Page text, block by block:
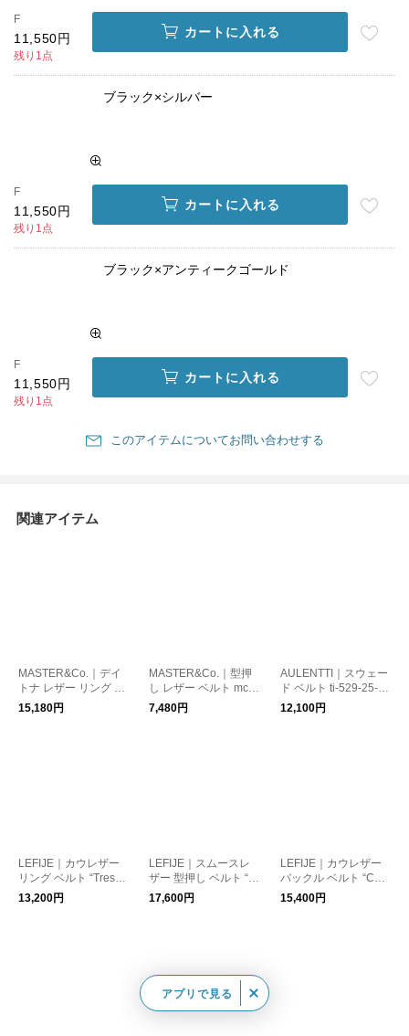
F
11,550円
残り1点
カートに入れる
ブラック×シルバー
F
11,550円
残り1点
カートに入れる
ブラック×アンティークゴールド
F
11,550円
残り1点
カートに入れる
このアイテムについてお問い合わせする
関連アイテム
MASTER&Co.｜デイ
トナ レザー リング ベ
ルト mc1422-tr
15,180円
MASTER&Co.｜型押
し レザー ベルト mc1
129
7,480円
AULENTTI｜スウェー
ド ベルト ti-529-25-ve
-fn
12,100円
LEFIJE｜カウレザー
リング ベルト “Tresor”
m5047a-mn 母の日
13,200円
LEFIJE｜スムースレ
ザー 型押し ベルト “R
VS Tresor Mattise Coc
o” m5187b-rvs
17,600円
LEFIJE｜カウレザー
バックル ベルト “Co
w” m4723a-cow-mn
15,400円
アプリで見る